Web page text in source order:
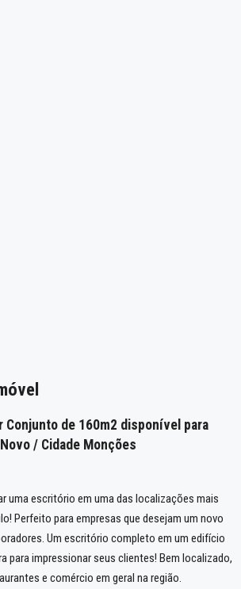
Conjunto de 160m2 disponível para
/ Cidade Monções
uma escritório em uma das localizações mais
Perfeito para empresas que desejam um novo
Um escritório completo em um edifício
para impressionar seus clientes! Bem localizado,
e comércio em geral na região.